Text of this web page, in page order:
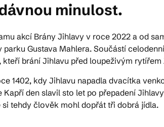
minulost.
akcí Brány Jihlavy v roce 2022 a od
Gustava Mahlera. Součástí
brání Jihlavu před loupeživým
1402, kdy Jihlavu napadla dvacítka
den slavil sto let po přepadení
tehdy člověk mohl dopřát tři dobrá jídla.